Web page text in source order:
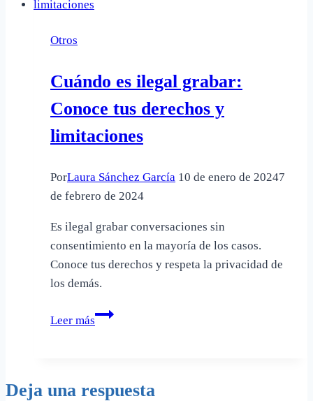
para
se
considere
habitual
Otros
Cuándo es ilegal grabar:
Conoce tus derechos y
limitaciones
PorLaura Sánchez García 10 de enero de 20247
de febrero de 2024
Es ilegal grabar conversaciones sin
consentimiento en la mayoría de los casos.
Conoce tus derechos y respeta la privacidad de
los demás.
Leer más
Cuándo
Conoce
Deja una respuesta